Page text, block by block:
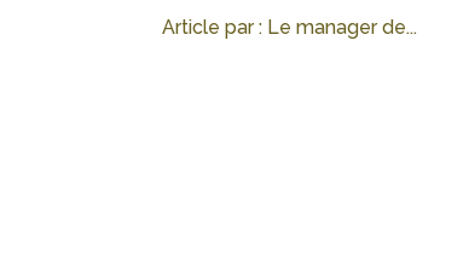
Article par : Le manager de...